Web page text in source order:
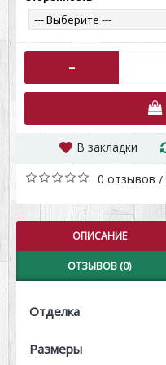
-
В закладки
0 отзывов /
ОПИСАНИЕ
ОТЗЫВОВ (0)
Отделка
Размеры